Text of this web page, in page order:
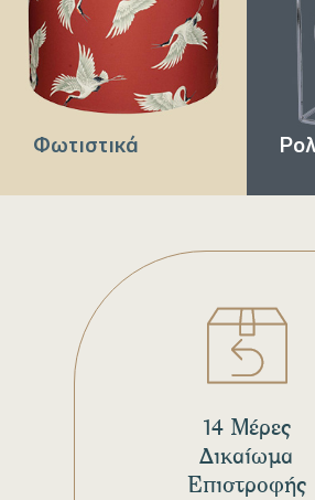
Φωτιστικά
14 Μέρες
Δικαίωμα
Επιστροφής